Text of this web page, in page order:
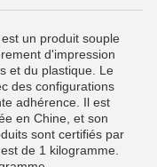
un produit souple
d'impression
et du plastique. Le
des configurations
adhérence. Il est
en Chine, et son
sont certifiés par
de 1 kilogramme.